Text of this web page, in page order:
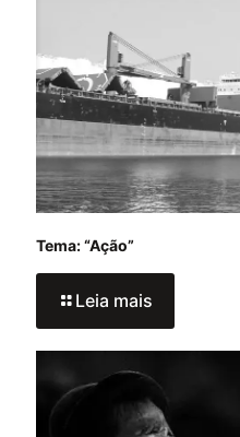
Tema: “Ação”
Leia mais